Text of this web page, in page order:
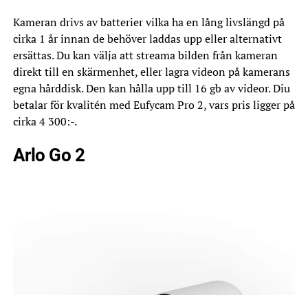
Kameran drivs av batterier vilka ha en lång livslängd på
cirka 1 år innan de behöver laddas upp eller alternativt
ersättas. Du kan välja att streama bilden från kameran
direkt till en skärmenhet, eller lagra videon på kamerans
egna hårddisk. Den kan hålla upp till 16 gb av videor. Diu
betalar för kvalitén med Eufycam Pro 2, vars pris ligger på
cirka 4 300:-.
Arlo Go 2